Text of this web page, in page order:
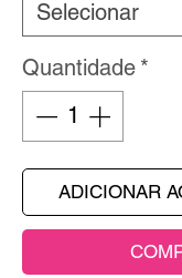
Quantidade *
ADICIONAR